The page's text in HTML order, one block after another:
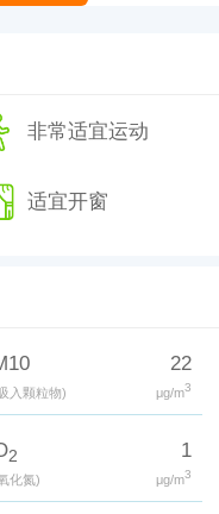
非常适宜运动
适宜开窗
入颗粒物)
22
μg/m3
2
化氮)
1
μg/m3